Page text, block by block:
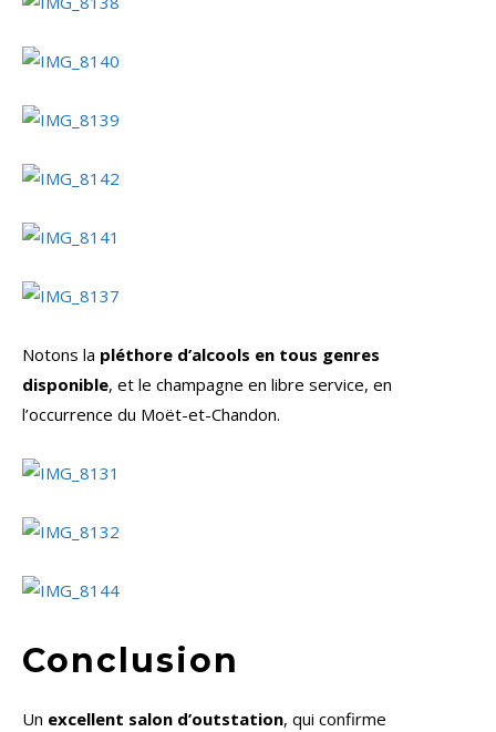
Notons la pléthore d’alcools en tous genres
disponible, et le champagne en libre service, en
l’occurrence du Moët-et-Chandon.
Conclusion
Un excellent salon d’outstation, qui confirme